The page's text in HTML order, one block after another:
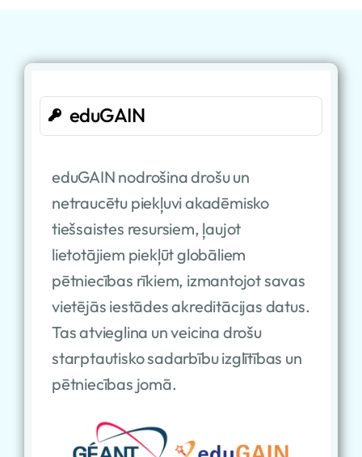
eduGAIN
eduGAIN nodrošina drošu un
netraucētu piekļuvi akadēmisko
tiešsaistes resursiem, ļaujot
lietotājiem piekļūt globāliem
pētniecības rīkiem, izmantojot savas
vietējās iestādes akreditācijas datus.
Tas atvieglina un veicina drošu
starptautisko sadarbību izglītības un
pētniecības jomā.